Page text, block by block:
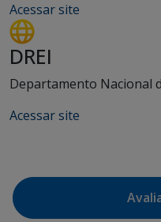
Acessar site
DREI
Departamento Nacional
Acessar site